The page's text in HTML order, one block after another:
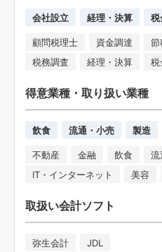
会社設立 経理・決算 税
顧問税理士 資金調達 節
税務調査
経理・決算 税
得意業種・取り扱い業種
飲食 流通・小売 製造
不動産 金融 飲食 流
IT・インターネット
美容
取扱い会計ソフト
弥生会計 JDL